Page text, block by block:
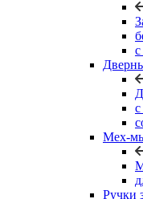
Мех-
Ручки